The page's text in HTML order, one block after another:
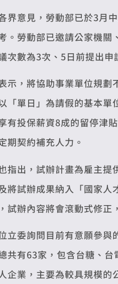
界意見，勞動部已於3月
。勞動部已邀請公家機
次數為3次、5日前提出
示，將協助事業單位規劃
「單日」為請假的基本
有投保薪資8成的留停津
期契約補充人力。
指出，試辦計畫為雇主
將試辦成果納入「國家人
試辦內容將會滾動式修正
立委詢問目前有意願參
共有63家，包含台糖、
企業，主要為較具規模的